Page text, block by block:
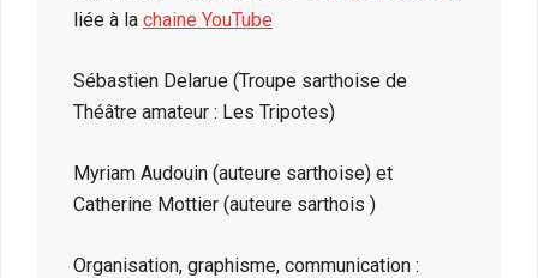
liée à la chaine YouTube
Sébastien Delarue (Troupe sarthoise de
Théâtre amateur : Les Tripotes)
Myriam Audouin (auteure sarthoise) et
Catherine Mottier (auteure sarthois )
Organisation, graphisme, communication :